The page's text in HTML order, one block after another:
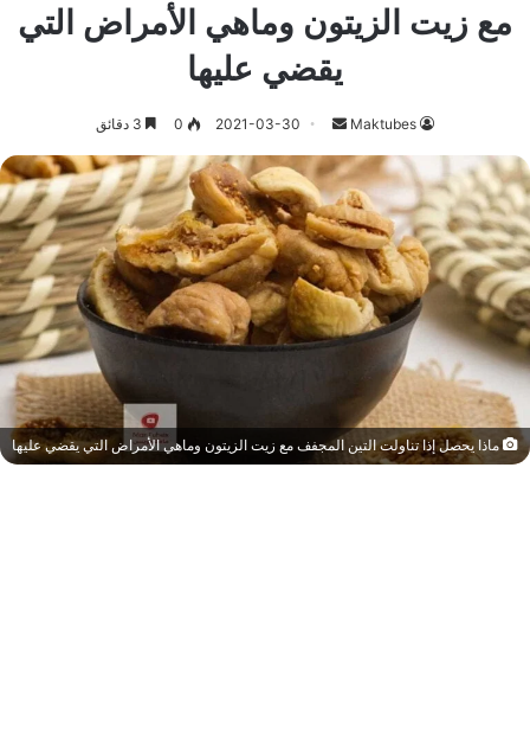
مع زيت الزيتون وماهي الأمراض التي
يقضي عليها
Maktubes
أرسل
إلكترونيا
2021-03-30
0
ماذا يحصل إذا تناولت التين المجفف مع زيت الزيتون وماهي الأمراض التي يقضي عليها